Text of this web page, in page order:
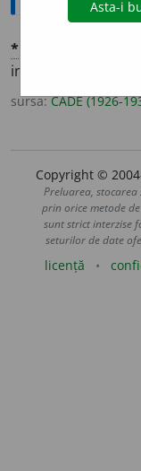
*
instrucțiune [
sursa:CADE (1926-
Copyright ©
Preluarea,
prin orice metode
sunt strict interzise
seturilor de date
licență